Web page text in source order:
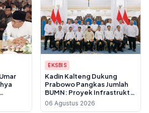
EKSBIS
Kadin Kalteng Dukung
Prabowo Pangkas Jumlah
BUMN: Proyek Infrastruktur
Sering Disubkon, UMKM
Daerah Jadi Korban
06 Agustus 2026